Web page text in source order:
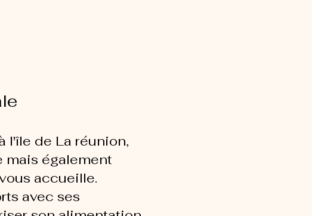
l'île de La réunion,
également
accueille.
avec ses